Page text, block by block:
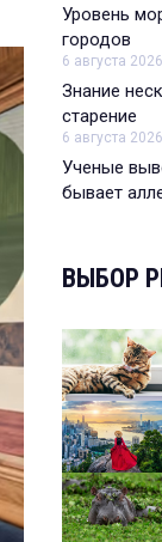
Уровень
городов
6 августа 2026
Знание
старение
6 августа 2026
Ученые
бывает
ВЫБОР